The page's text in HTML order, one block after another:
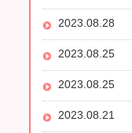
2023.08.28
2023.08.25
2023.08.25
2023.08.21